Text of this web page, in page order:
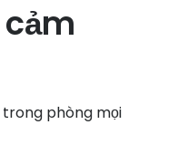
phòng mọi